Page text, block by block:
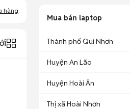
hàng
Mua bán laptop
Thành phố Qui Nhơn
Huyện An Lão
Huyện Hoài Ân
Thị xã Hoài Nhơn